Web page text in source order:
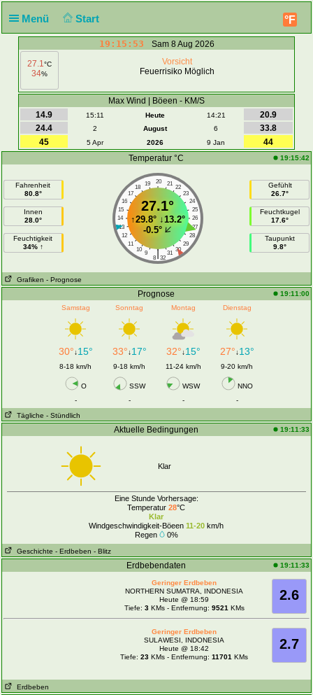
Menü Start °F
19:15:53
Sam 8 Aug 2026
27.1°C
34%
Vorsicht
Feuerrisiko Möglich
Max Wind | Böeen - KM/S
14.9
15:11 Heute 14:21
20.9
24.4
2 August 6
33.8
45
5 Apr 2026 9 Jan
44
Temperatur °C
19:15:42
Fahrenheit
80.8°
Innen
28.0°
Feuchtigkeit
34% ↑
20
19 21
18
22
17
23
16
24
15
25
14
26
13
27
12
28
11
29
10
30
9 31
|
8 32
27.1°
↑29.8°↓13.2°
-0.5°
Gefühlt
26.7°
Feuchtkugel
17.6°
Taupunkt
9.8°
Grafiken - Prognose
Prognose
19:11:00
Samstag
Sonntag Montag Dienstag
30°↓15° 33°↓17° 32°↓15° 27°↓13°
8-18 km/h 9-18 km/h 11-24 km/h 9-20 km/h
O SSW WSW
NNO
-
- -
-
Tägliche - Stündlich
Aktuelle Bedingungen 19:11:33
Klar
Eine Stunde Vorhersage:
Temperatur28°C
Klar
Windgeschwindigkeit-Böeen 11-20 km/h
Regen
0%
Geschichte - Erdbeben - Blitz
Erdbebendaten 19:11:33
2.6
Geringer Erdbeben
NORTHERN SUMATRA, INDONESIA
Heute @ 18:59
Tiefe: 3KMs - Entfernung: 9521 KMs
2.7
Geringer Erdbeben
SULAWESI, INDONESIA
Heute @ 18:42
Tiefe:23 KMs - Entfernung:11701 KMs
Erdbeben